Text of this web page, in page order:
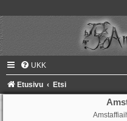
UKK
Etusivu Etsi